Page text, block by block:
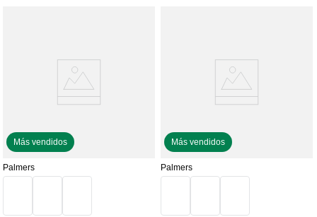
Más vendidos
Palmers
Más vendidos
Palmers